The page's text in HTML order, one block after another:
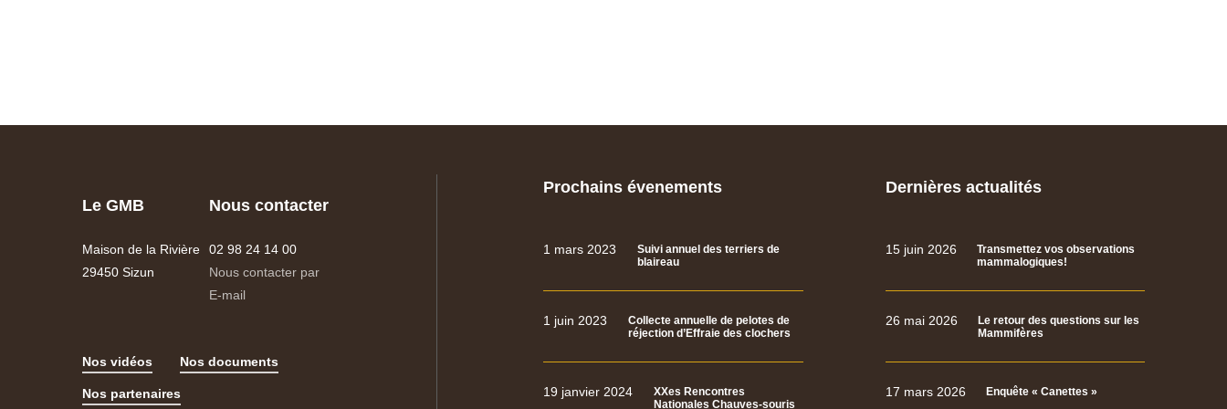
Le GMB
Maison de la Rivière
29450 Sizun
Nous contacter
02 98 24 14 00
Nous contacter par
E-mail
Nos vidéos Nos documents
Nos partenaires
Prochains évenements
1 mars 2023
Suivi annuel des terriers de
blaireau
1 juin 2023
Collecte annuelle de pelotes de
réjection d’Effraie des clochers
19 janvier 2024
XXes Rencontres
Nationales Chauves-souris
Dernières actualités
15 juin 2026
Transmettez vos observations
mammalogiques!
26 mai 2026
Le retour des questions sur les
Mammifères
17 mars 2026 Enquête « Canettes »